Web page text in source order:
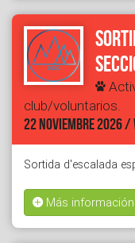
club/voluntarios.
22 NOVIEMBRE 2026 /
Sortida d'escalada
Más información